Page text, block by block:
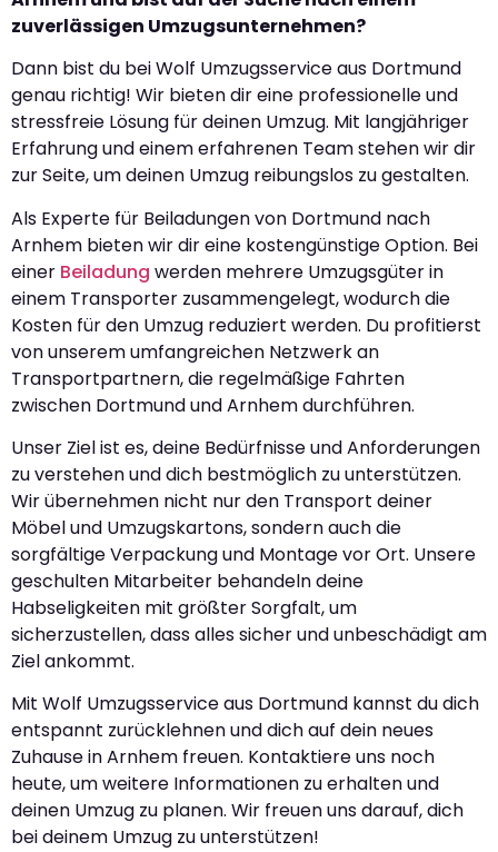
zuverlässigen Umzugsunternehmen?
Dann bist du bei Wolf Umzugsservice aus Dortmund
genau richtig! Wir bieten dir eine professionelle und
stressfreie Lösung für deinen Umzug. Mit langjähriger
Erfahrung und einem erfahrenen Team stehen wir dir
zur Seite, um deinen Umzug reibungslos zu gestalten.
Als Experte für Beiladungen von Dortmund nach
Arnhem bieten wir dir eine kostengünstige Option. Bei
einer Beiladung werden mehrere Umzugsgüter in
einem Transporter zusammengelegt, wodurch die
Kosten für den Umzug reduziert werden. Du profitierst
von unserem umfangreichen Netzwerk an
Transportpartnern, die regelmäßige Fahrten
zwischen Dortmund und Arnhem durchführen.
Unser Ziel ist es, deine Bedürfnisse und Anforderungen
zu verstehen und dich bestmöglich zu unterstützen.
Wir übernehmen nicht nur den Transport deiner
Möbel und Umzugskartons, sondern auch die
sorgfältige Verpackung und Montage vor Ort. Unsere
geschulten Mitarbeiter behandeln deine
Habseligkeiten mit größter Sorgfalt, um
sicherzustellen, dass alles sicher und unbeschädigt am
Ziel ankommt.
Mit Wolf Umzugsservice aus Dortmund kannst du dich
entspannt zurücklehnen und dich auf dein neues
Zuhause in Arnhem freuen. Kontaktiere uns noch
heute, um weitere Informationen zu erhalten und
deinen Umzug zu planen. Wir freuen uns darauf, dich
bei deinem Umzug zu unterstützen!